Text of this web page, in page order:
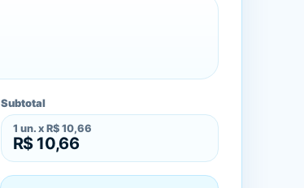
Subtotal
1 un. x R$ 10,66
R$ 10,66